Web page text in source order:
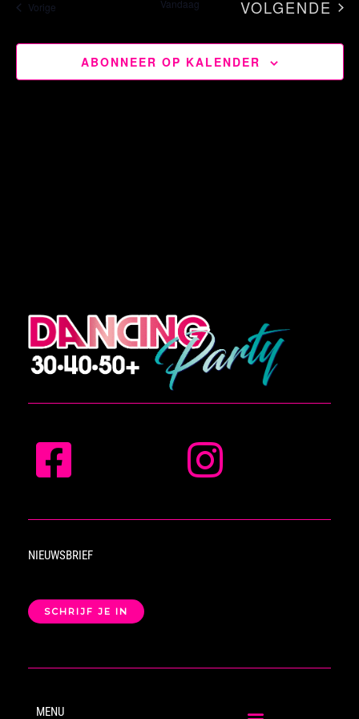
datum.
VorigeEvenementen Vandaag
VOLGENDE
ABONNEER OP KALENDER
NIEUWSBRIEF
SCHRIJF JE IN
MENU